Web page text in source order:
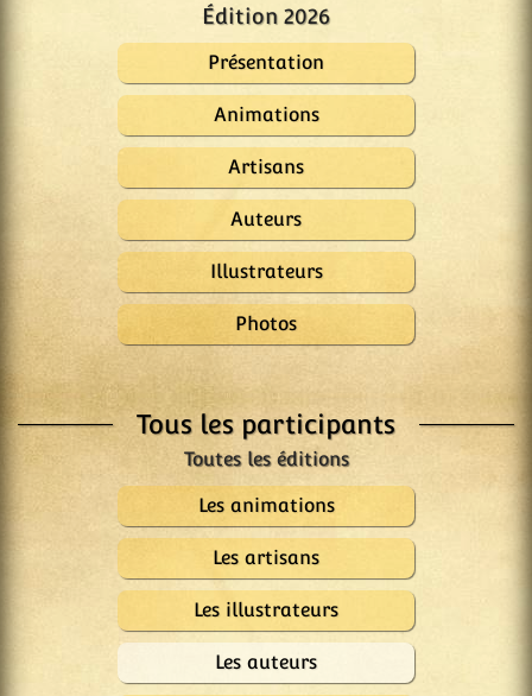
Édition 2026
Présentation
Animations
Artisans
Auteurs
Illustrateurs
Photos
Tous les participants
Les animations
Les artisans
Les illustrateurs
Les auteurs